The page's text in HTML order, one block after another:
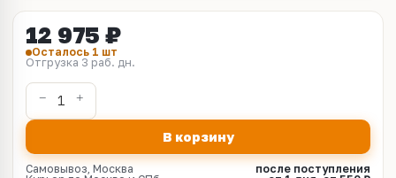
12 975 ₽
Осталось 1 шт
Отгрузка 3 раб. дн.
В корзину
Самовывоз, Москва
после поступления